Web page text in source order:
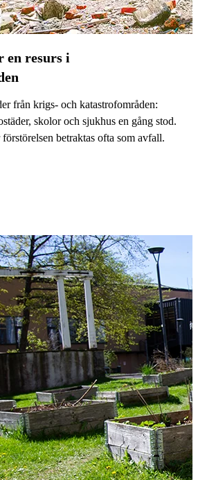
resurs i
från krigs- och katastrofområden:
skolor och sjukhus en gång stod.
betraktas ofta som avfall.